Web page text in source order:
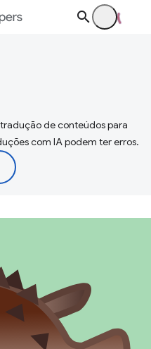
de conteúdos para
com IA podem ter erros.